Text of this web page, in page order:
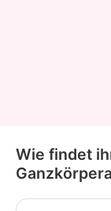
Wie findet